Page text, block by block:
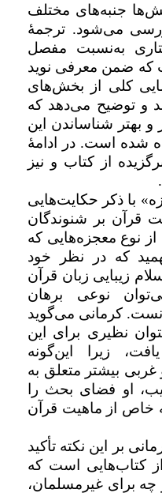
جنبه‌های مختلف
می‌شود. ترجمۀ
به‌نسبت مفصل
که ضمن معرفی نوید
کلی از بخش‌های
و توضیح می‌دهد که
بهتر شناساندن این
شده است. در ادامۀ
از کتاب و نیز
با ذکر حکایت‌هایی
قرآن بر شنوندگان
نوع معجزه‌هایی که
که در نظر خود
زیبایی زبان قرآن
نوعی برهان
کرمانی می‌گوید
نظیری برای این
زیرا این‌گونه
بیشتر متعلق به
او فضای بحث را
خاص از ماهیت قرآن
بر این نکته تأکید
کتاب‌هایی است که
برای غیرمسلمان،